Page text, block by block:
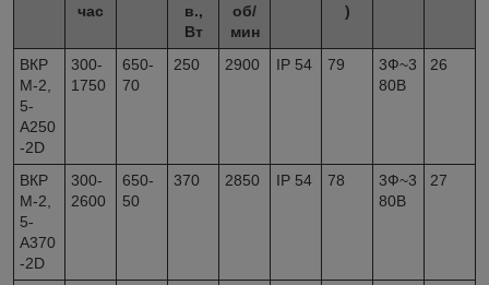
час
в.,
Вт
об/
мин
)
ВКР
М-2,
5-
А250
-2D
300-
1750
650-
70
250 2900 IP 54 79
3Ф~3
80В
26
ВКР
М-2,
5-
А370
-2D
300-
2600
650-
50
370 2850 IP 54 78
3Ф~3
80В
27